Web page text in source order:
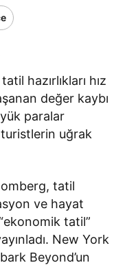
hazırlıkları hız
değer kaybı
paralar
uğrak
tatil
ve hayat
tatil”
New York
Beyond’un